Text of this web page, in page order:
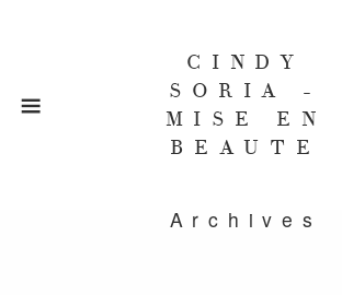
CINDY
SORIA -
MISE EN
BEAUTE
Archives